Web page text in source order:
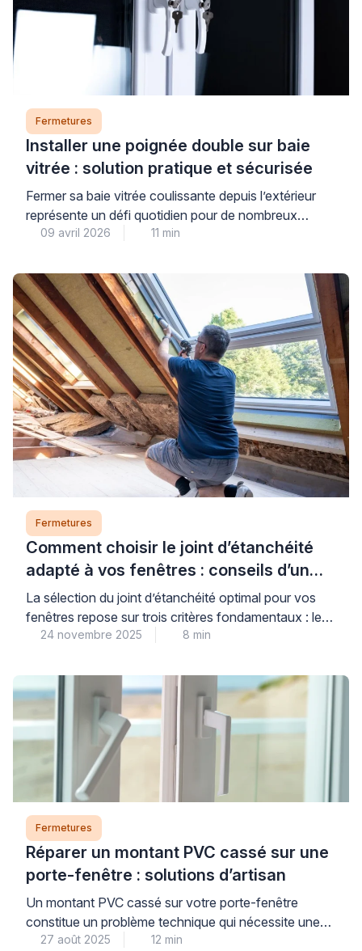
Fermetures
Installer une poignée double sur baie
vitrée : solution pratique et sécurisée
Fermer sa baie vitrée coulissante depuis l’extérieur
représente un défi quotidien pour de nombreux
propriétaires. Cette situation se présente
ou d’une terrasse sans laisser son logement ouvert.
La poignée double baie vitrée constitue une réponse
adaptée à cette problématique courante. Elle permet
de manœuvrer la menuiserie des deux côtés […]
09 avril 2026 11 min
Fermetures
Comment choisir le joint d’étanchéité
adapté à vos fenêtres : conseils d’un
expert
La sélection du joint d’étanchéité optimal pour vos
fenêtres repose sur trois critères fondamentaux : le
matériau de menuiserie, le type d’ouverture et
qualité correctement installés constituent un
investissement stratégique pour votre confort
thermique et acoustique quotidien. Ces éléments
techniques, souvent négligés, influencent
directement votre consommation énergétique […]
24 novembre 2025 8 min
Fermetures
Réparer un montant PVC cassé sur une
porte-fenêtre : solutions d’artisan
Un montant PVC cassé sur votre porte-fenêtre
constitue un problème technique qui nécessite une
intervention appropriée pour maintenir l’intégrité de
27 août 2025 12 min